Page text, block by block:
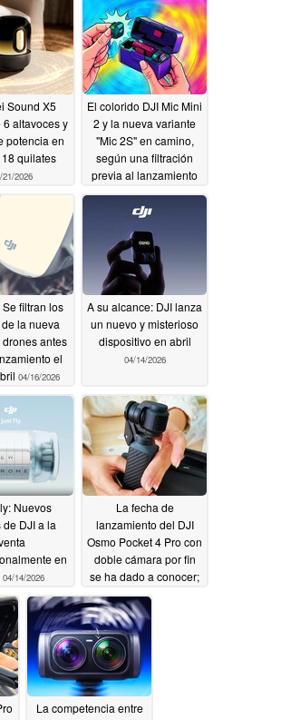
23/2026
Sound X5
altavoces y
potencia en
quilates
21/2026
El colorido DJI Mic Mini
2 y la nueva variante
"Mic 2S" en camino,
según una filtración
previa al lanzamiento
del 28 de abril04/17/2026
Se filtran los
la nueva
antes
el
04/16/2026
A su alcance: DJI lanza
un nuevo y misterioso
dispositivo en abril
04/14/2026
Nuevos
DJI a la
en
04/14/2026
La fecha de
lanzamiento del DJI
Osmo Pocket 4 Pro con
doble cámara por fin
se ha dado a conocer;
llegará muy pronto
04/14/2026
La competencia entre